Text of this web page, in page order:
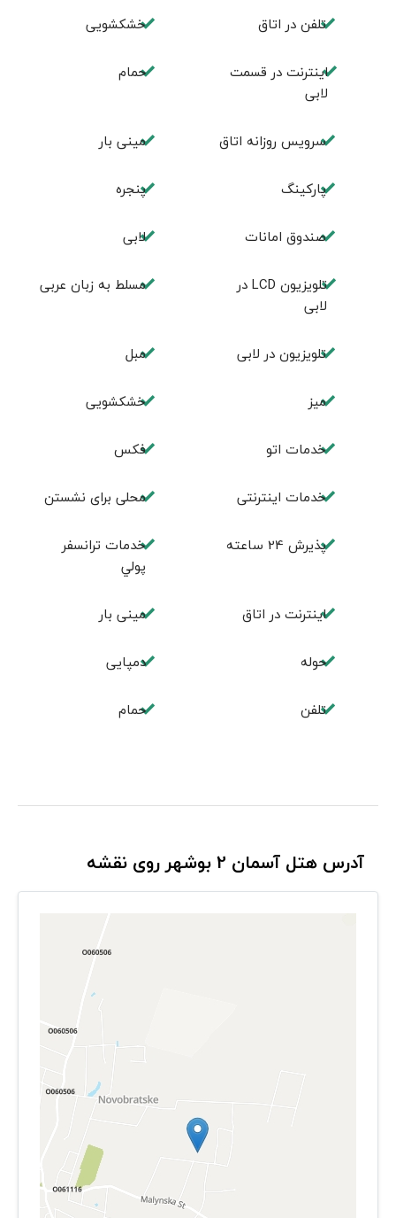
تلفن در اتاق خشکشویی
اینترنت در قسمت
لابی
حمام
سرویس روزانه اتاق مینی بار
پاركينگ پنجره
صندوق امانات لابی
تلويزيون LCD در
لابی
مسلط به زبان عربی
تلويزيون در لابی مبل
ميز خشکشویی
خدمات اتو فكس
خدمات اینترنتی محلی برای نشستن
پذيرش 24 ساعته
خدمات ترانسفر
پولي
اینترنت در اتاق مینی بار
حوله دمپایی
تلفن حمام
آدرس هتل آسمان 2 بوشهر روی نقشه